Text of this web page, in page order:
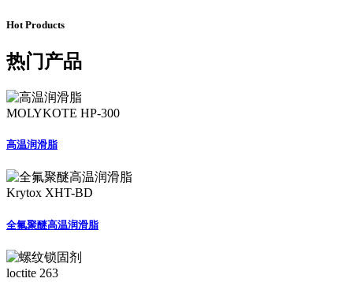
Hot Products
热门产品
MOLYKOTE HP-300
高温润滑脂
Krytox XHT-BD
全氟聚醚高温润滑脂
loctite 263